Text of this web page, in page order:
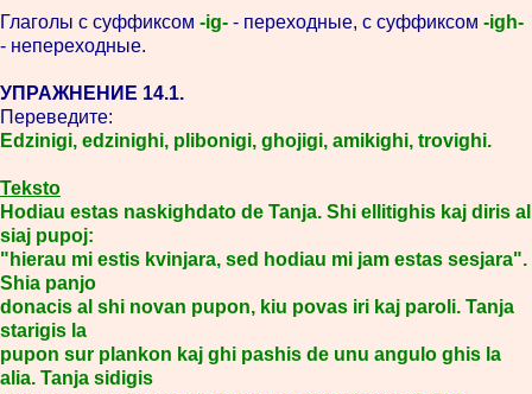
Глаголы с суффиксом -ig- - переходные, с суффиксом -igh-
- непереходные.
УПРАЖНЕНИЕ 14.1.
Переведите:
Edzinigi, edzinighi, plibonigi, ghojigi, amikighi, trovighi.
Teksto
Hodiau estas naskighdato de Tanja. Shi ellitighis kaj diris al
siaj pupoj:
"hierau mi estis kvinjara, sed hodiau mi jam estas sesjara".
Shia panjo
donacis al shi novan pupon, kiu povas iri kaj paroli. Tanja
starigis la
pupon sur plankon kaj ghi pashis de unu angulo ghis la
alia. Tanja sidigis